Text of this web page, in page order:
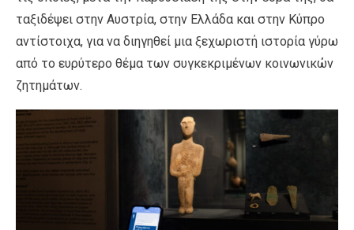
ταξιδέψει στην Αυστρία, στην Ελλάδα και στην Κύπρο
αντίστοιχα, για να διηγηθεί μια ξεχωριστή ιστορία γύρω
από το ευρύτερο θέμα των συγκεκριμένων κοινωνικών
ζητημάτων.